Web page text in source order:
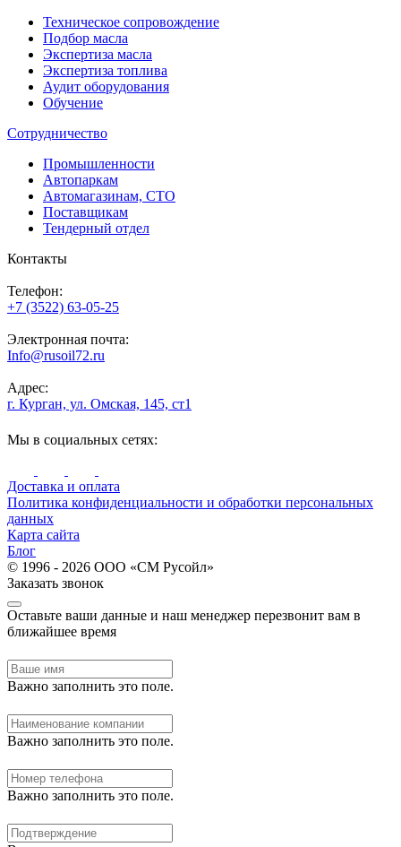
Техническое сопровождение
Подбор масла
Экспертиза масла
Экспертиза топлива
Аудит оборудования
Обучение
Сотрудничество
Промышленности
Автопаркам
Автомагазинам, СТО
Поставщикам
Тендерный отдел
Контакты
Телефон:
+7 (3522) 63-05-25
Электронная почта:
Info@rusoil72.ru
Адрес:
г. Курган, ул. Омская, 145, ст1
Мы в социальных сетях:
Доставка и оплата
Политика конфиденциальности и обработки персональных
данных
Карта сайта
Блог
© 1996 - 2026 ООО «СМ Русойл»
Заказать звонок
Оставьте ваши данные и наш менеджер перезвонит вам в
ближайшее время
Важно заполнить это поле.
Важно заполнить это поле.
Важно заполнить это поле.